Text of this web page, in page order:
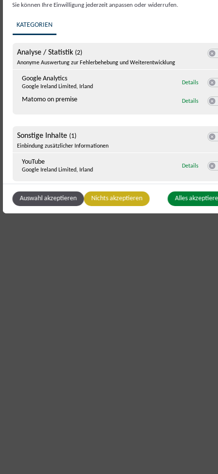
Sie können Ihre Einwilligung jederzeit anpassen oder widerrufen.
KATEGORIEN
Analyse / Statistik (2)
Anonyme Auswertung zur Fehlerbehebung und Weiterentwicklung
Google Analytics
Google Ireland Limited, Irland
Details zu
Matomo on premise
Details zu
Sonstige Inhalte (1)
Einbindung zusätzlicher Informationen
YouTube
Google Ireland Limited, Irland
Details zu
Auswahl akzeptieren Nichts akzeptieren Alles